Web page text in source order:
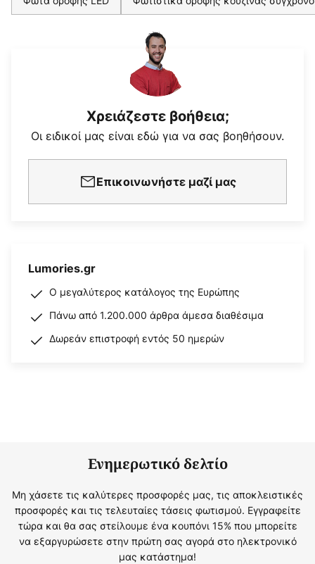
Χρειάζεστε βοήθεια;
Οι ειδικοί μας είναι εδώ για να σας βοηθήσουν.
Επικοινωνήστε μαζί μας
Lumories.gr
Ο μεγαλύτερος κατάλογος της Ευρώπης
Πάνω από 1.200.000 άρθρα άμεσα διαθέσιμα
Δωρεάν επιστροφή εντός 50 ημερών
Ενημερωτικό δελτίο
Μη χάσετε τις καλύτερες προσφορές μας, τις αποκλειστικές
προσφορές και τις τελευταίες τάσεις φωτισμού. Εγγραφείτε
τώρα και θα σας στείλουμε ένα κουπόνι 15% που μπορείτε
να εξαργυρώσετε στην πρώτη σας αγορά στο ηλεκτρονικό
μας κατάστημα!